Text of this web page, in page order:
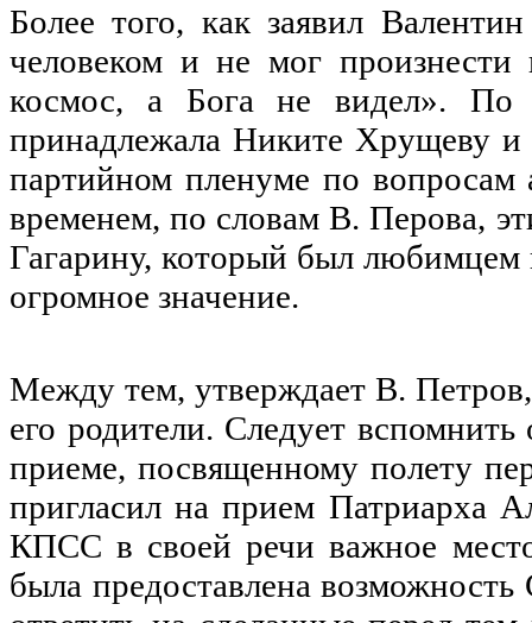
Более того, как заявил
человеком и не мог
космос, а Бога не видел». По
принадлежала Никите Хрущеву и
партийном пленуме по вопросам
временем, по словам В. Перова,
Гагарину, который был любимцем
огромное значение.
Между тем, утверждает В.
его родители. Следует
приеме, посвященному полету
пригласил на прием Патриарха
КПСС в своей речи важное
была предоставлена